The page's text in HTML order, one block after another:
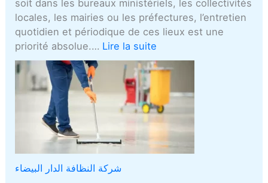
soit dans les bureaux ministériels, les collectivités
locales, les mairies ou les préfectures, l’entretien
quotidien et périodique de ces lieux est une
priorité absolue.… Lire la suite
شركة النظافة الدار البيضاء